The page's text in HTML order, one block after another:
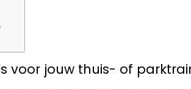
voor jouw thuis- of